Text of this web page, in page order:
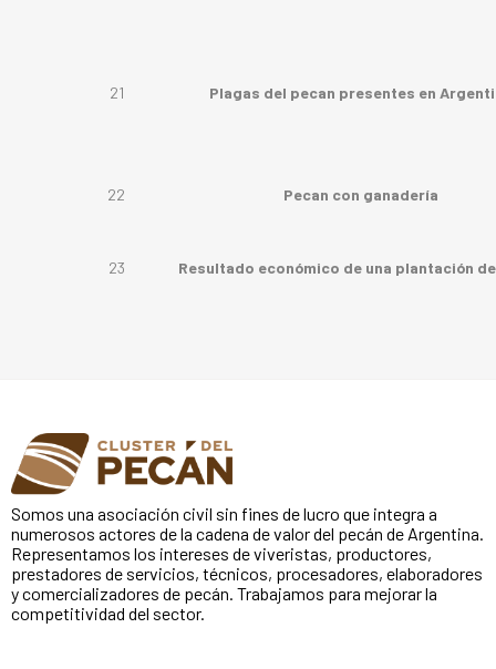
21 Plagas del pecan presentes en
22 Pecan con ganadería
23 Resultado económico de una plantación
Somos una asociación civil sin fines de lucro que integra a
numerosos actores de la cadena de valor del pecán de Argentina.
Representamos los intereses de viveristas, productores,
prestadores de servicios, técnicos, procesadores, elaboradores
y comercializadores de pecán. Trabajamos para mejorar la
competitividad del sector.